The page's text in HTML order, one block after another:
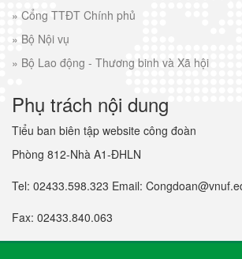
» Cổng TTĐT Chính phủ
» Bộ Nội vụ
» Bộ Lao động - Thương binh và Xã hội
Phụ trách nội dung
Tiểu ban biên tập website công đoàn
Phòng 812-Nhà A1-ĐHLN
Tel: 02433.598.323 Email:
Fax: 02433.840.063